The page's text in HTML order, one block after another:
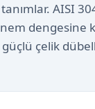
AISI
çelik